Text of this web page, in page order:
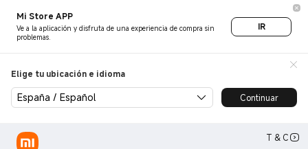
Mi Store APP
Ve a la aplicación y disfruta de una experiencia de compra sin
problemas.
IR
Elige tu ubicación e idioma
España / Español Continuar
Xiaomi 17T Series - Xiaomi
T & C